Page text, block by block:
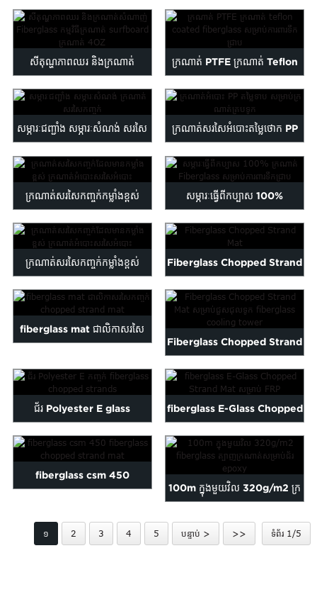
Honeycomb Composite
Fabric...
ដេលស្អិតដោយខ្លួនឯង...
សីតុណ្ហភាពឈរ និងក្រណាត់
សំណាញ់ Fiberglass...
ក្រណាត់ PTFE ក្រណាត់ Teflon
coated fiberglass សម្រាប់ ...
សម្ភារៈជញ្ជាំង សម្ភារៈសំណង់ សរសៃ
ដែក...
ក្រណាត់សរសៃអំបោះតម្លៃថោក PP
Woven Fabr...
ក្រណាត់សរសៃកញ្ចក់កម្លាំងខ្ពស់
សរសៃកញ្ចក់ Wove...
សម្ភារៈធ្វើពីកប្បាស 100%
Fiberglass Clo...
ក្រណាត់សរសៃកញ្ចក់កម្លាំងខ្ពស់
សរសៃកញ្ចក់ Wove...
Fiberglass Chopped Strand
Mat
fiberglass mat ជាលិកាសរសៃ
Fiberglass Chopped Strand
Mat សម្រាប់ជួសជុល...
ជ័រ Polyester E glass
fiberglass chopped stra...
fiberglass E-Glass Chopped
Strand Mat សម្រាប់ FRP
fiberglass csm 450
mat
100m ក្នុងមួយវិល 320g/m2 ក្រ
១ 2 3 4 5 បន្ទាប់ > >> ទំព័រ 1/5